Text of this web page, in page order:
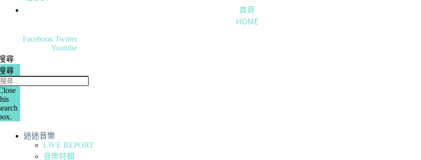
首頁
HOME
Facebook Twitter
Youtube
尋
尋
迷迷音樂
LIVE REPORT
音樂特輯